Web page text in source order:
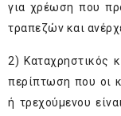
για χρέωση που
τραπεζών και
2) Καταχρηστικός
περίπτωση που οι
ή τρεχούμενου